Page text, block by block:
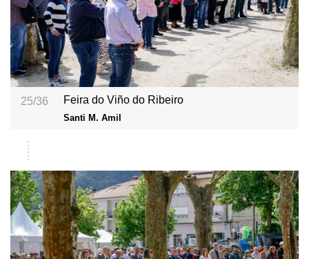
25/36 Feira do Viño do Ribeiro
Santi M. Amil